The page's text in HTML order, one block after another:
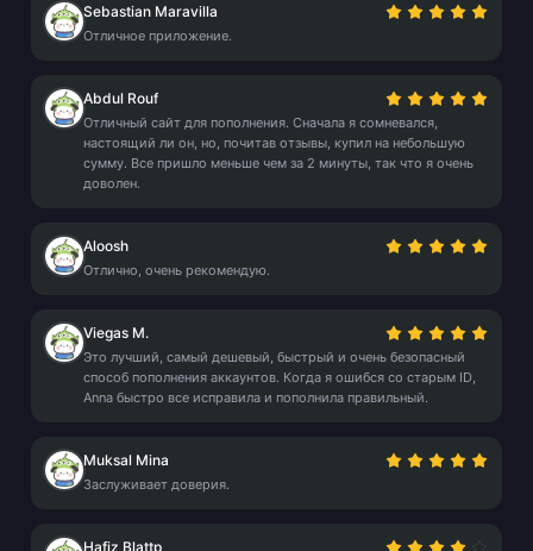
Sebastian Maravilla
Отличное приложение.
Abdul Rouf
Отличный сайт для пополнения. Сначала я сомневался,
настоящий ли он, но, почитав отзывы, купил на небольшую
сумму. Все пришло меньше чем за 2 минуты, так что я очень
доволен.
Aloosh
Отлично, очень рекомендую.
Viegas M.
Это лучший, самый дешевый, быстрый и очень безопасный
способ пополнения аккаунтов. Когда я ошибся со старым ID,
Anna быстро все исправила и пополнила правильный.
Muksal Mina
Заслуживает доверия.
Hafiz Blattp